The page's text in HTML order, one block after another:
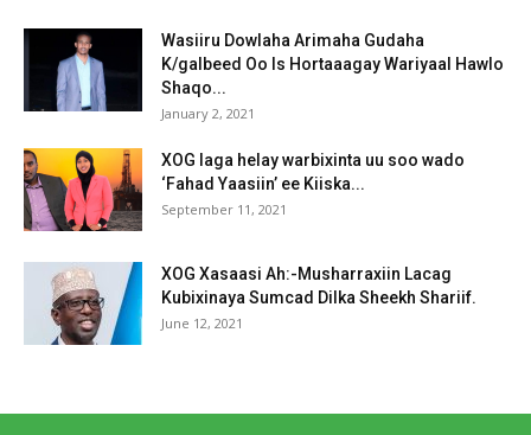
Wasiiru Dowlaha Arimaha Gudaha
K/galbeed Oo Is Hortaaagay Wariyaal Hawlo
Shaqo...
January 2, 2021
XOG laga helay warbixinta uu soo wado
‘Fahad Yaasiin’ ee Kiiska...
September 11, 2021
XOG Xasaasi Ah:-Musharraxiin Lacag
Kubixinaya Sumcad Dilka Sheekh Shariif.
June 12, 2021